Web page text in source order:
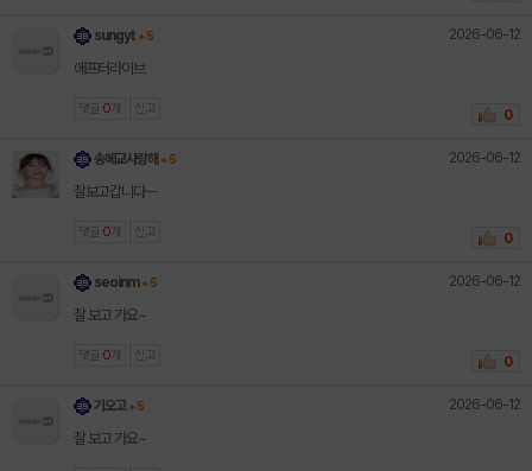
sungyt + 5 2026-06-12
애프터라이브
댓글 0 개 신고 0
송혜교사랑해 + 5 2026-06-12
잘보고갑니다ㅡ
댓글 0 개 신고 0
seoinm + 5 2026-06-12
잘 보고 가요~
댓글 0 개 신고 0
기오고 + 5 2026-06-12
잘 보고 가요~